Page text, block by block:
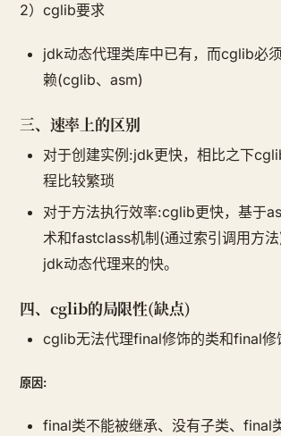
2）cglib要求
jdk动态代理类库中已有，而cglib必
赖(cglib、asm)
三、速率上的区别
对于创建实例:jdk更快，相比之下
程比较繁琐
对于方法执行效率:cglib更快，基于
术和fastclass机制(通过索引调用方
jdk动态代理来的快。
四、cglib的局限性(缺点)
cglib无法代理final修饰的类和final修
原因:
final类不能被继承、没有子类、final